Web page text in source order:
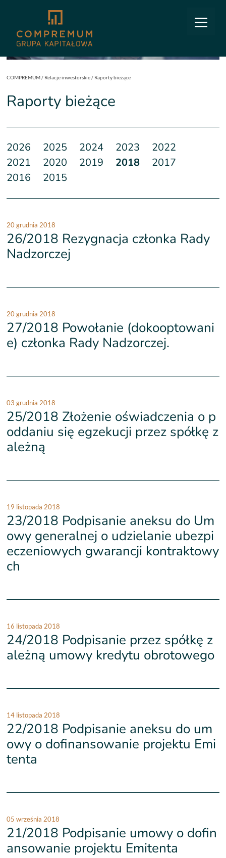
COMPREMUM/ Relacje inwestorskie/ Raporty bieżące
Raporty bieżące
2026 2025 2024 2023
2022
2021
2020 2019 2018
2017
2016
2015
20 grudnia 2018
26/2018 Rezygnacja członka Rady
Nadzorczej
20 grudnia 2018
27/2018 Powołanie (dokooptowani
e) członka Rady Nadzorczej.
03 grudnia 2018
25/2018 Złożenie oświadczenia o p
oddaniu się egzekucji przez spółkę z
ależną
19 listopada 2018
23/2018 Podpisanie aneksu do Um
owy generalnej o udzielanie ubezpi
eczeniowych gwarancji kontraktowy
ch
16 listopada 2018
24/2018 Podpisanie przez spółkę z
ależną umowy kredytu obrotowego
14 listopada 2018
22/2018 Podpisanie aneksu do um
owy o dofinansowanie projektu Emi
tenta
05 września 2018
21/2018 Podpisanie umowy o dofin
ansowanie projektu Emitenta